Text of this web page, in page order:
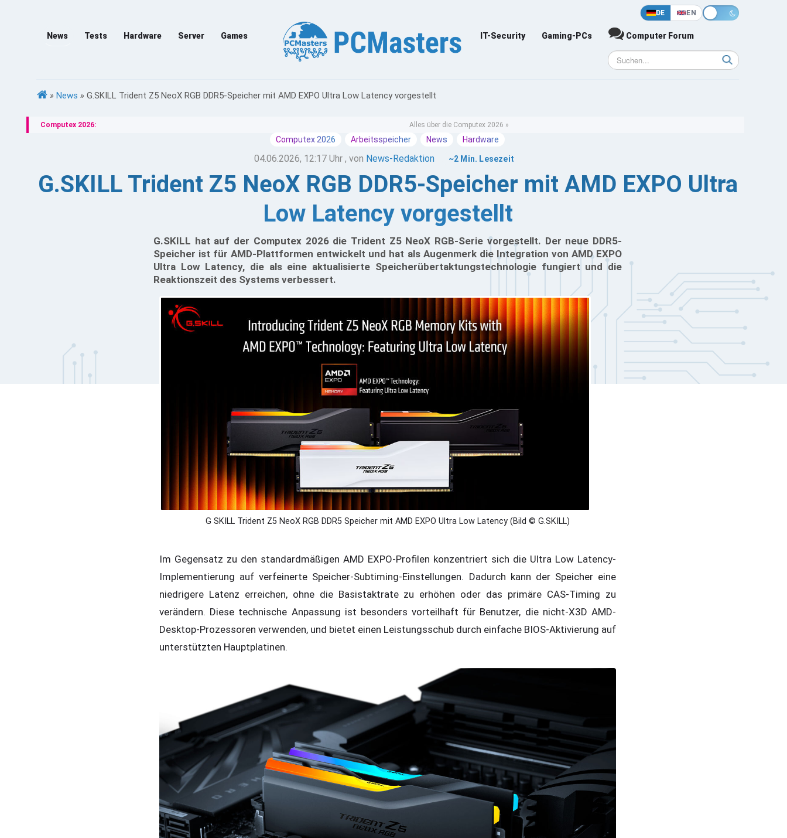
DE EN
News Tests Hardware Server Games IT-Security Gaming-PCs Computer Forum
» News » G.SKILL Trident Z5 NeoX RGB DDR5-Speicher mit AMD EXPO Ultra Low Latency vorgestellt
Computex 2026: Alles über die Computex 2026 »
Computex 2026 Arbeitsspeicher News Hardware
04.06.2026, 12:17 Uhr , von News-Redaktion ~2 Min. Lesezeit
G.SKILL Trident Z5 NeoX RGB DDR5-Speicher mit AMD EXPO Ultra
Low Latency vorgestellt
G.SKILL hat auf der Computex 2026 die Trident Z5 NeoX RGB-Serie vorgestellt. Der neue DDR5-
Speicher ist für AMD-Plattformen entwickelt und hat als Augenmerk die Integration von AMD EXPO
Ultra Low Latency, die als eine aktualisierte Speicherübertaktungstechnologie fungiert und die
Reaktionszeit des Systems verbessert.
G SKILL Trident Z5 NeoX RGB DDR5 Speicher mit AMD EXPO Ultra Low Latency (Bild © G.SKILL)
Im Gegensatz zu den standardmäßigen AMD EXPO-Profilen konzentriert sich die Ultra Low Latency-
Implementierung auf verfeinerte Speicher-Subtiming-Einstellungen. Dadurch kann der Speicher eine
niedrigere Latenz erreichen, ohne die Basistaktrate zu erhöhen oder das primäre CAS-Timing zu
verändern. Diese technische Anpassung ist besonders vorteilhaft für Benutzer, die nicht-X3D AMD-
Desktop-Prozessoren verwenden, und bietet einen Leistungsschub durch einfache BIOS-Aktivierung auf
unterstützten Hauptplatinen.